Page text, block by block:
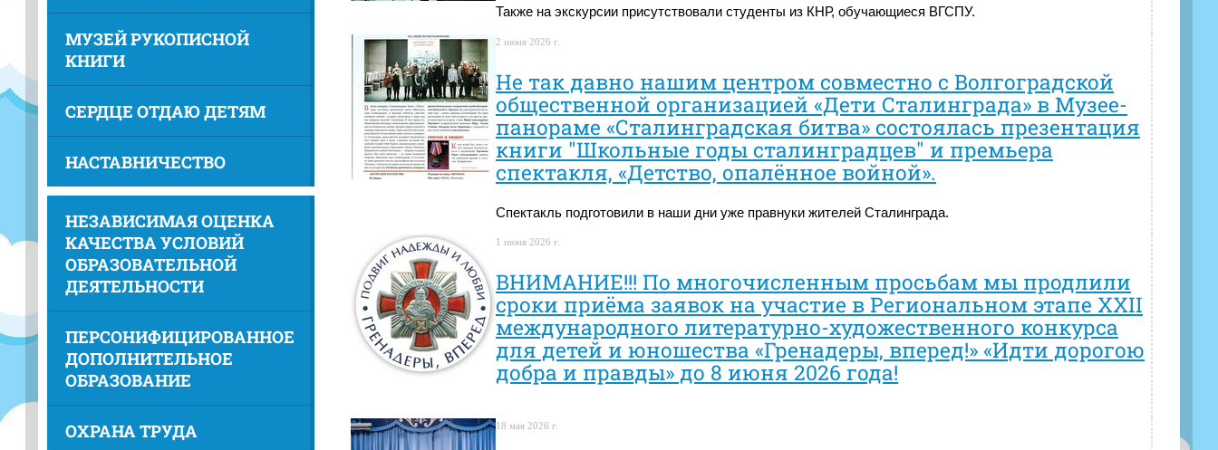
МУЗЕЙ РУКОПИСНОЙ
КНИГИ
СЕРДЦЕ ОТДАЮ ДЕТЯМ
НАСТАВНИЧЕСТВО
НЕЗАВИСИМАЯ ОЦЕНКА
КАЧЕСТВА УСЛОВИЙ
ОБРАЗОВАТЕЛЬНОЙ
ДЕЯТЕЛЬНОСТИ
ПЕРСОНИФИЦИРОВАННОЕ
ДОПОЛНИТЕЛЬНОЕ
ОБРАЗОВАНИЕ
ОХРАНА ТРУДА
Также на экскурсии присутствовали студенты из КНР, обучающиеся ВГСПУ.
2 июня 2026 г.
Не так давно нашим центром совместно с Волгоградской
общественной организацией «Дети Сталинграда» в Музее-
панораме «Сталинградская битва» состоялась презентация
книги "Школьные годы сталинградцев" и премьера
спектакля, «Детство, опалённое войной».
Спектакль подготовили в наши дни уже правнуки жителей Сталинграда.
1 июня 2026 г.
ВНИМАНИЕ!!! По многочисленным просьбам мы продлили
сроки приёма заявок на участие в Региональном этапе XXII
международного литературно-художественного конкурса
для детей и юношества «Гренадеры, вперед!» «Идти дорогою
добра и правды» до 8 июня 2026 года!
18 мая 2026 г.